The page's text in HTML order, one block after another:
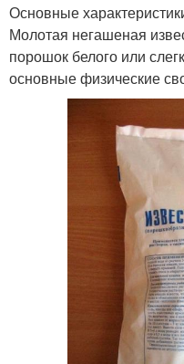
Основные
Молотая негашеная
порошок белого или
основные физические